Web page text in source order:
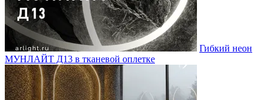
Гибкий неон
МУНЛАЙТ Д13 в тканевой оплетке